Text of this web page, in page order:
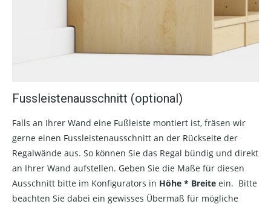
Fussleistenausschnitt (optional)
Falls an Ihrer Wand eine Fußleiste montiert ist, fräsen wir
gerne einen Fussleistenausschnitt an der Rückseite der
Regalwände aus. So können Sie das Regal bündig und direkt
an Ihrer Wand aufstellen. Geben Sie die Maße für diesen
Ausschnitt bitte im Konfigurators in Höhe * Breite ein. Bitte
beachten Sie dabei ein gewisses Übermaß für mögliche